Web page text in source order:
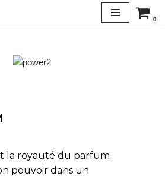
0
la royauté du parfum
pouvoir dans un